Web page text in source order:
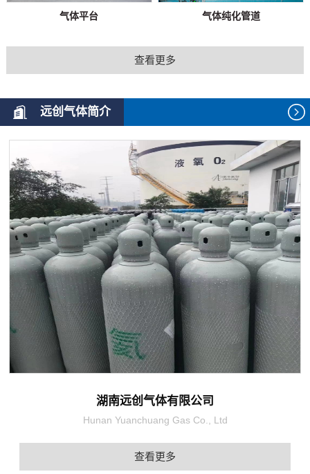
气体平台 气体纯化管道
查看更多
远创气体简介
湖南远创气体有限公司
Hunan Yuanchuang Gas Co., Ltd
查看更多